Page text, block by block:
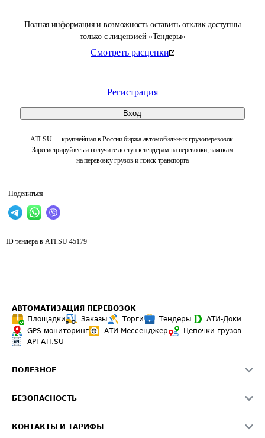
Полная информация и возможность оставить отклик доступны
только с лицензией «Тендеры»
Смотреть расценки
Регистрация
Вход
ATI.SU — крупнейшая в России биржа автомобильных грузоперевозок.
Зарегистрируйтесь и получите доступ к тендерам на перевозки, заявкам
на перевозку грузов и поиск транспорта
Поделиться
ID тендера в ATI.SU 45179
АВТОМАТИЗАЦИЯ ПЕРЕВОЗОК
Площадки
Заказы Торги Тендеры
АТИ-Доки
GPS-мониторинг
АТИ Мессенджер
Цепочки грузов
API ATI.SU
ПОЛЕЗНОЕ
Звезды ATI.SU на вашем сайте
БЕЗОПАСНОСТЬ
КОНТАКТЫ И ТАРИФЫ